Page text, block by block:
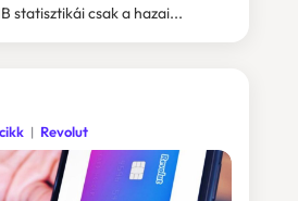
statisztikái csak a hazai...
Revolut